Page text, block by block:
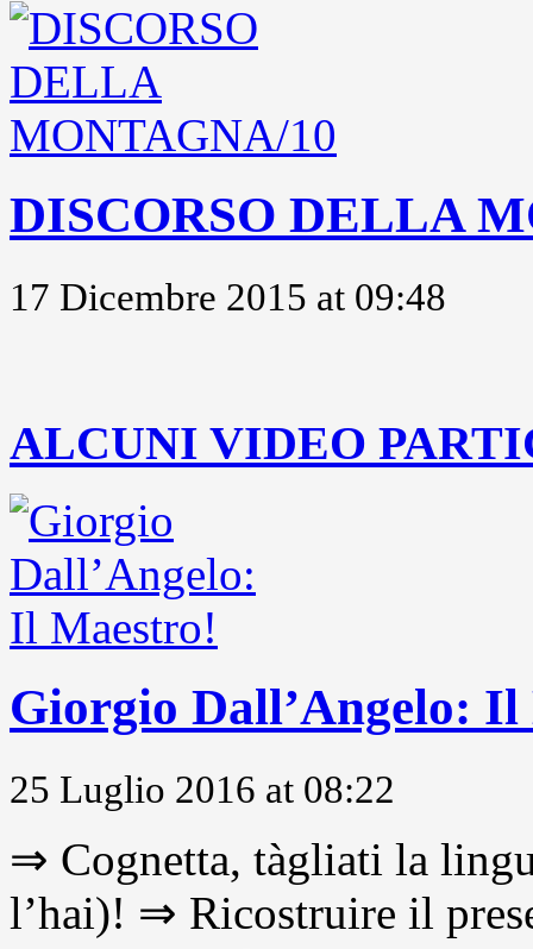
DISCORSO DELLA
17 Dicembre 2015 at 09:48
ALCUNI VIDEO
Giorgio Dall’Angelo:
25 Luglio 2016 at 08:22
⇒ Cognetta, tàgliati la
l’hai)! ⇒ Ricostruire il